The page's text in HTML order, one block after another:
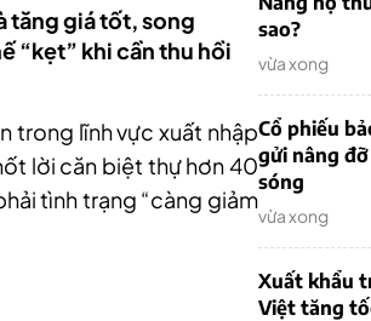
tăng giá tốt, song
“kẹt” khi cần thu hồi
trong lĩnh vực xuất nhập
lời căn biệt thự hơn 40
tình trạng “càng giảm
sao?
vừa xong
Cổ phiếu
gửi nâng
sóng
vừa xong
Xuất khẩu
Việt tăng